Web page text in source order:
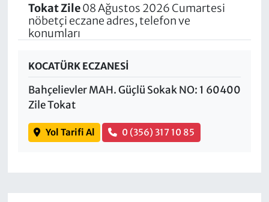
Tokat Zile08 Ağustos 2026 Cumartesi
nöbetçi eczane adres, telefon ve
konumları
KOCATÜRK ECZANESİ
Bahçelievler MAH. Güçlü Sokak NO: 1 60400
Zile Tokat
Yol Tarifi Al 0 (356) 317 10 85